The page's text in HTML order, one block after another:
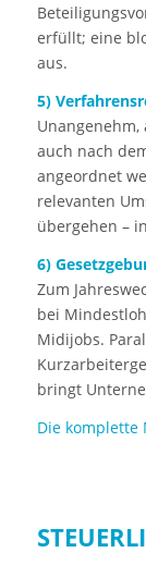
erfüllt; eine
aus.
5)
auch nach
angeordnet
relevanten
übergehen –
6)
Zum
bei
Midijobs.
bringt
Die komplette